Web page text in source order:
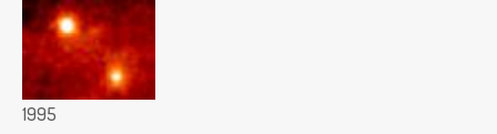
1995